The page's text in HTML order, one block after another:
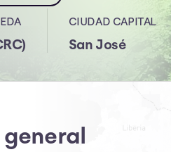
CIUDAD CAPITAL
San José